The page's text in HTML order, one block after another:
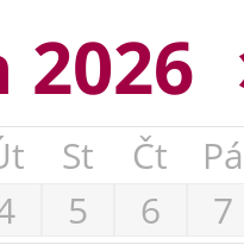
2026
St Čt
Pá
5 6
7